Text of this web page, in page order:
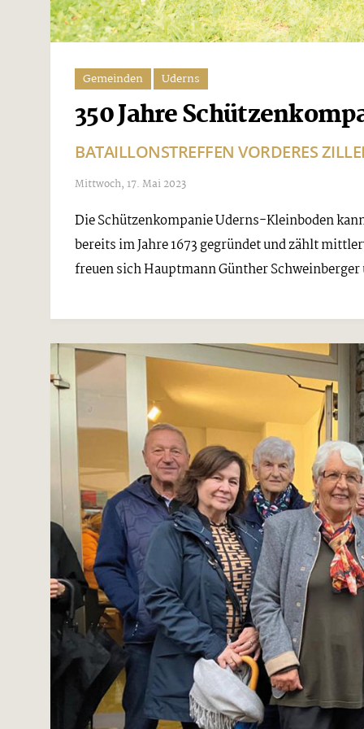
Gemeinden Uderns
350 Jahre
BATAILLONSTREFFEN VORDERES
Mittwoch, 17. Mai 2023
Die Schützenkompanie Uderns-Kleinboden
bereits im Jahre 1673 gegründet und zählt
freuen sich Hauptmann Günther Schweinberger